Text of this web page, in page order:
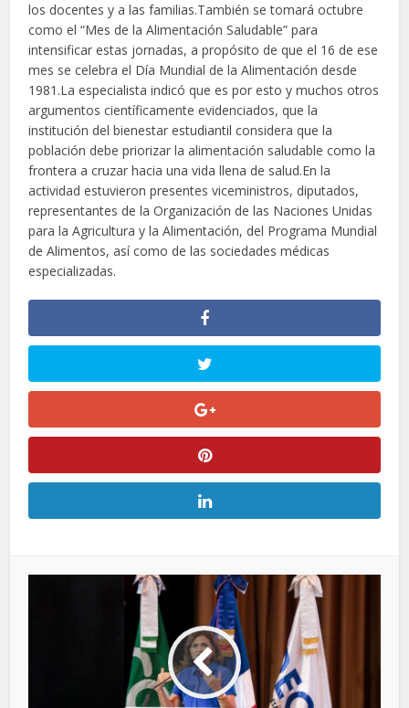
los docentes y a las familias.También se tomará octubre
como el “Mes de la Alimentación Saludable” para
intensificar estas jornadas, a propósito de que el 16 de ese
mes se celebra el Día Mundial de la Alimentación desde
1981.La especialista indicó que es por esto y muchos otros
argumentos científicamente evidenciados, que la
institución del bienestar estudiantil considera que la
población debe priorizar la alimentación saludable como la
frontera a cruzar hacia una vida llena de salud.En la
actividad estuvieron presentes viceministros, diputados,
representantes de la Organización de las Naciones Unidas
para la Agricultura y la Alimentación, del Programa Mundial
de Alimentos, así como de las sociedades médicas
especializadas.